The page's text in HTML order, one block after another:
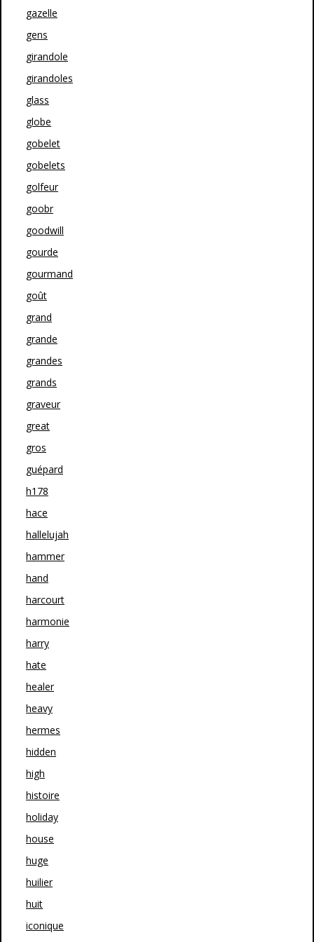
gazelle
gens
girandole
girandoles
glass
globe
gobelet
gobelets
golfeur
goobr
goodwill
gourde
gourmand
goût
grand
grande
grandes
grands
graveur
great
gros
guépard
h178
hace
hallelujah
hammer
hand
harcourt
harmonie
harry
hate
healer
heavy
hermes
hidden
high
histoire
holiday
house
huge
huilier
huit
iconique